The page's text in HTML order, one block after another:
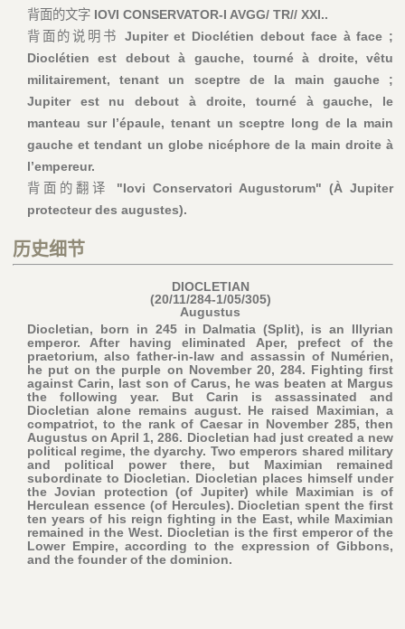
背面的文字 IOVI CONSERVATOR-I AVGG/ TR// XXI..
背面的说明书 Jupiter et Dioclétien debout face à face ;
Dioclétien est debout à gauche, tourné à droite, vêtu
militairement, tenant un sceptre de la main gauche ;
Jupiter est nu debout à droite, tourné à gauche, le
manteau sur l’épaule, tenant un sceptre long de la main
gauche et tendant un globe nicéphore de la main droite à
l’empereur.
背面的翻译 "Iovi Conservatori Augustorum" (À Jupiter
protecteur des augustes).
历史细节
DIOCLETIAN
(20/11/284-1/05/305)
Augustus
Diocletian, born in 245 in Dalmatia (Split), is an Illyrian
emperor. After having eliminated Aper, prefect of the
praetorium, also father-in-law and assassin of Numérien,
he put on the purple on November 20, 284. Fighting first
against Carin, last son of Carus, he was beaten at Margus
the following year. But Carin is assassinated and
Diocletian alone remains august. He raised Maximian, a
compatriot, to the rank of Caesar in November 285, then
Augustus on April 1, 286. Diocletian had just created a new
political regime, the dyarchy. Two emperors shared military
and political power there, but Maximian remained
subordinate to Diocletian. Diocletian places himself under
the Jovian protection (of Jupiter) while Maximian is of
Herculean essence (of Hercules). Diocletian spent the first
ten years of his reign fighting in the East, while Maximian
remained in the West. Diocletian is the first emperor of the
Lower Empire, according to the expression of Gibbons,
and the founder of the dominion.